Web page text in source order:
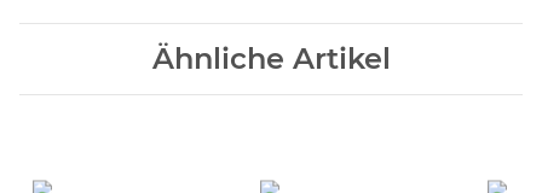
Ähnliche Artikel